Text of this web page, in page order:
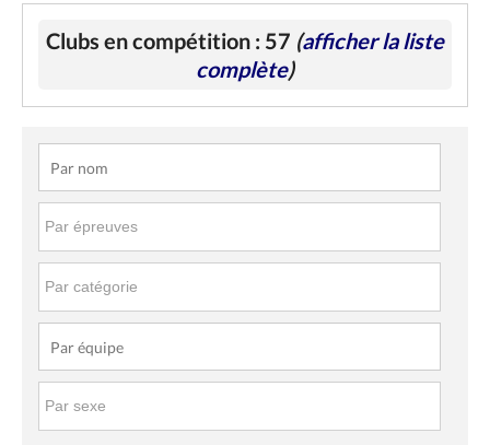
Clubs en compétition : 57 (afficher la liste
complète)